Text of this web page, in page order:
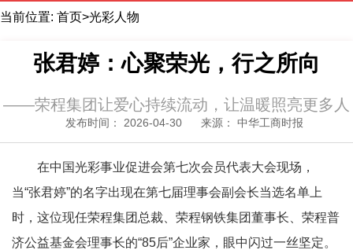
当前位置: 首页>光彩人物
张君婷：心聚荣光，行之所向
——荣程集团让爱心持续流动，让温暖照亮更多人
发布时间： 2026-04-30 来源： 中华工商时报
在中国光彩事业促进会第七次会员代表大会现场，
当“张君婷”的名字出现在第七届理事会副会长当选名单上
时，这位现任荣程集团总裁、荣程钢铁集团董事长、荣程普
济公益基金会理事长的“85后”企业家，眼中闪过一丝坚定。